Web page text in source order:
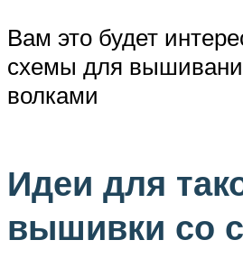
Вам это будет
схемы для
волками
Идеи для
вышивки со